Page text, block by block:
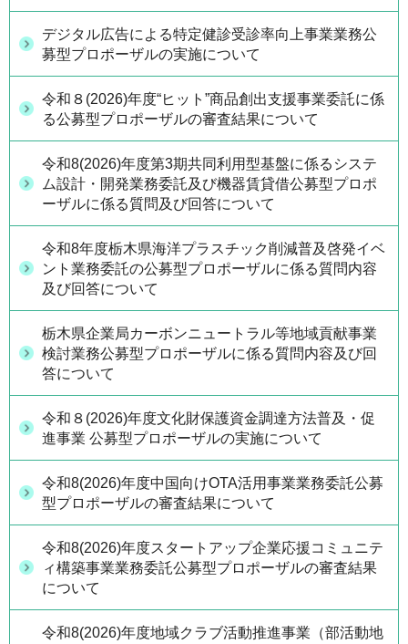
デジタル広告による特定健診受診率向上事業業務公
募型プロポーザルの実施について
令和８(2026)年度“ヒット”商品創出支援事業委託に係
る公募型プロポーザルの審査結果について
令和8(2026)年度第3期共同利用型基盤に係るシステ
ム設計・開発業務委託及び機器賃貸借公募型プロポ
ーザルに係る質問及び回答について
令和8年度栃木県海洋プラスチック削減普及啓発イベ
ント業務委託の公募型プロポーザルに係る質問内容
及び回答について
栃木県企業局カーボンニュートラル等地域貢献事業
検討業務公募型プロポーザルに係る質問内容及び回
答について
令和８(2026)年度文化財保護資金調達方法普及・促
進事業 公募型プロポーザルの実施について
令和8(2026)年度中国向けOTA活用事業業務委託公募
型プロポーザルの審査結果について
令和8(2026)年度スタートアップ企業応援コミュニテ
ィ構築事業業務委託公募型プロポーザルの審査結果
について
令和8(2026)年度地域クラブ活動推進事業（部活動地